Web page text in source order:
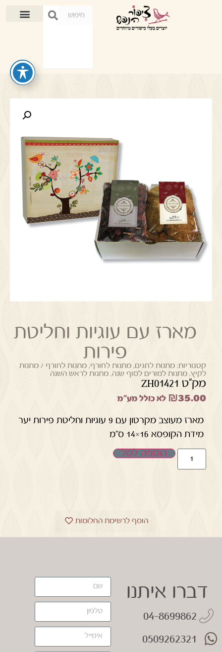
מארז עם עוגיות וחליטת
פירות
קטגוריות: מתנות לחגים,מתנות לחורף,מתנות לחורף / מתנות
לקיץ,מתנות למורים לסוף שנה,מתנות לראש השנה
מק"ט ZH01421
₪35.00 לא כולל מע"מ
מארז מעוצב מקרטון עם 9 עוגיות וחליטת פירות יער
מידת הקופסא 16×14 ס"מ
הוספה לסל
הוסף לרשימת החלומות
דברו איתנו
04-8699862
0509262321